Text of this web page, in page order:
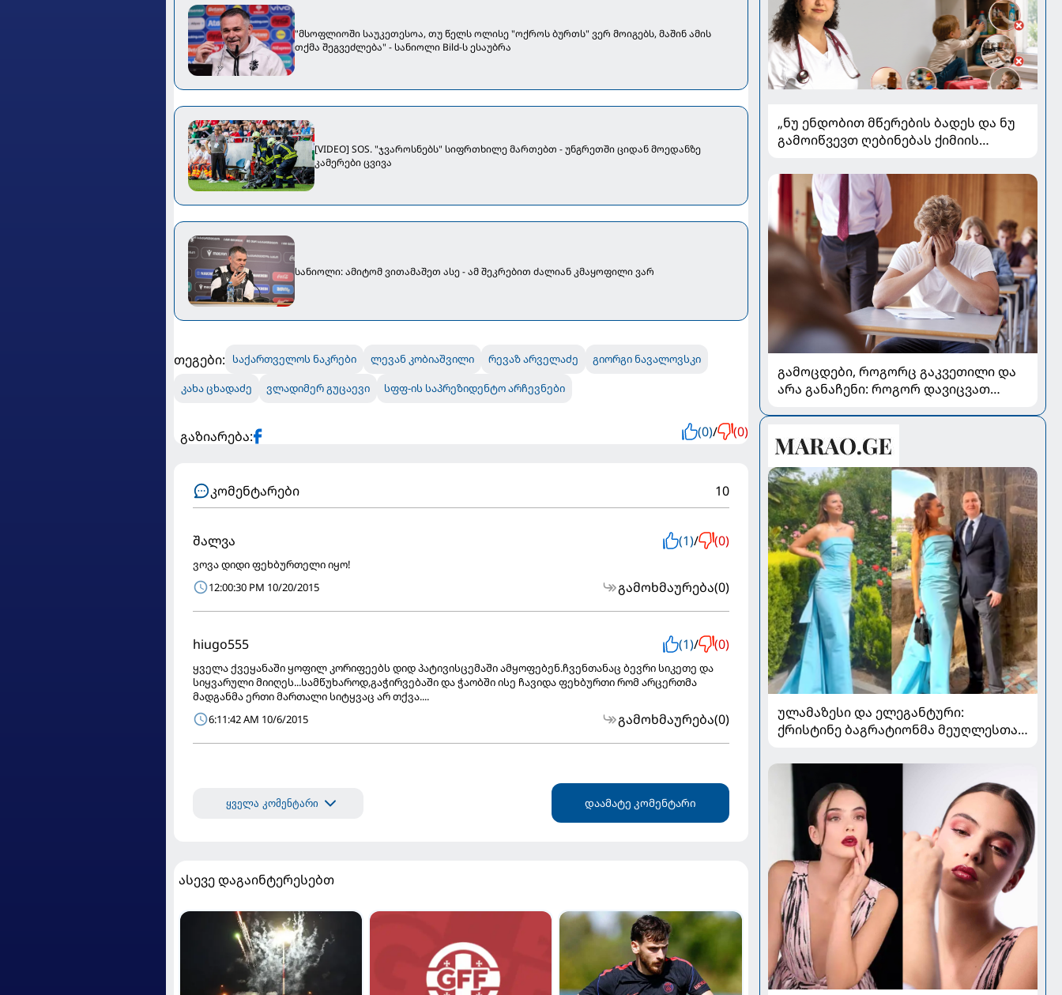
"მსოფლიოში საუკეთესოა, თუ წელს ოლისე "ოქროს ბურთს" ვერ მოიგებს, მაშინ ამის
თქმა შეგვეძლება" - სანიოლი Bild-ს ესაუბრა
[VIDEO] SOS. "ჯვაროსნებს" სიფრთხილე მართებთ - უნგრეთში ციდან მოედანზე
კამერები ცვივა
სანიოლი: ამიტომ ვითამაშეთ ასე - ამ შეკრებით ძალიან კმაყოფილი ვარ
თეგები: საქართველოს ნაკრები ლევან კობიაშვილი რევაზ არველაძე გიორგი ნავალოვსკი
კახა ცხადაძე ვლადიმერ გუცაევი სფფ-ის საპრეზიდენტო არჩევნები
გაზიარება: (0)/ (0)
კომენტარები 10
შალვა (1)/ (0)
ვოვა დიდი ფეხბურთელი იყო!
12:00:30 PM 10/20/2015
გამოხმაურება(0)
hiugo555 (1)/ (0)
ყველა ქვეყანაში ყოფილ კორიფეებს დიდ პატივისცემაში ამყოფებენ.ჩვენთანაც ბევრი სიკეთე და
სიყვარული მიიღეს...სამწუხაროდ,გაჭირვებაში და ჭაობში ისე ჩავიდა ფეხბურთი რომ არცერთმა
მადგანმა ერთი მართალი სიტყვაც არ თქვა....
6:11:42 AM 10/6/2015
გამოხმაურება(0)
ყველა კომენტარი დაამატე კომენტარი
ასევე დაგაინტერესებთ
„ნუ ენდობით მწერების ბადეს და ნუ
გამოიწვევთ ღებინებას ქიმიის
ბავშვი კრიტიკულ სიტუაციაში,
პედიატრ სალომე ახვლედიანის
რჩევები
გამოცდები, როგორც გაკვეთილი და
არა განაჩენი: როგორ დავიცვათ
ულამაზესი და ელეგანტური:
ქრისტინე ბაგრატიონმა მეუღლესთან
გააზიარა